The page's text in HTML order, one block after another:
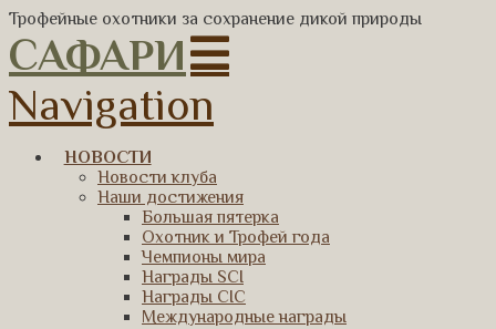
Трофейные охотники за сохранение дикой природы
САФАРИ
Navigation
НОВОСТИ
Новости клуба
Наши достижения
Большая пятерка
Охотник и Трофей года
Чемпионы мира
Награды SCI
Награды CIC
Международные награды